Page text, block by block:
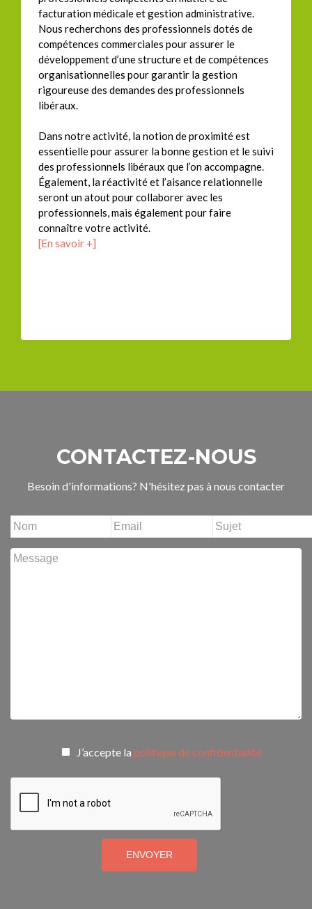
facturation médicale et gestion administrative.
Nous recherchons des professionnels dotés de
compétences commerciales pour assurer le
développement d’une structure et de compétences
organisationnelles pour garantir la gestion
rigoureuse des demandes des professionnels
libéraux.
Dans notre activité, la notion de proximité est
essentielle pour assurer la bonne gestion et le suivi
des professionnels libéraux que l’on accompagne.
Également, la réactivité et l’aisance relationnelle
seront un atout pour collaborer avec les
professionnels, mais également pour faire
connaître votre activité.
[En savoir +]
CONTACTEZ-NOUS
Besoin d'informations? N'hésitez pas à nous contacter
J’accepte la politique de confidentialité